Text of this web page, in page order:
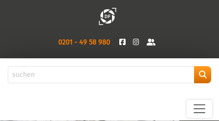
0201 - 49 58 980